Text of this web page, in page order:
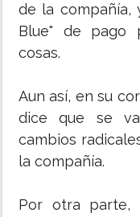
de la compañía,
Blue" de pago
cosas.
Aun así, en su
dice que se
cambios
la compañía.
Por otra parte,